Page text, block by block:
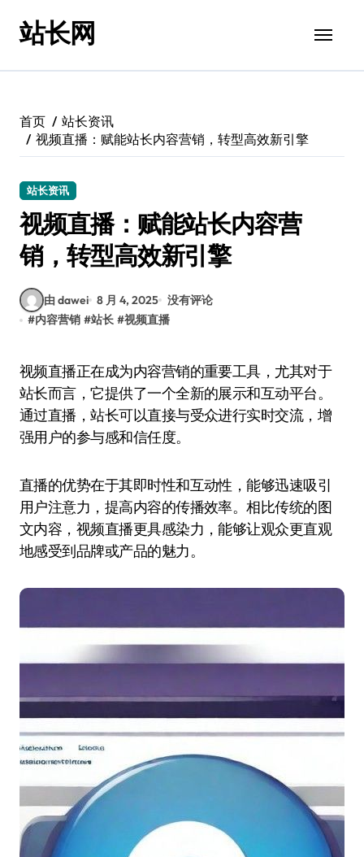
站长网
首页
站长资讯
视频直播：赋能站长内容营销，转型高效新引擎
站长资讯
视频直播：赋能站长内容营
销，转型高效新引擎
由 dawei 8 月 4, 2025 没有评论
#内容营销 #站长 #视频直播
视频直播正在成为内容营销的重要工具，尤其对于
站长而言，它提供了一个全新的展示和互动平台。
通过直播，站长可以直接与受众进行实时交流，增
强用户的参与感和信任度。
直播的优势在于其即时性和互动性，能够迅速吸引
用户注意力，提高内容的传播效率。相比传统的图
文内容，视频直播更具感染力，能够让观众更直观
地感受到品牌或产品的魅力。